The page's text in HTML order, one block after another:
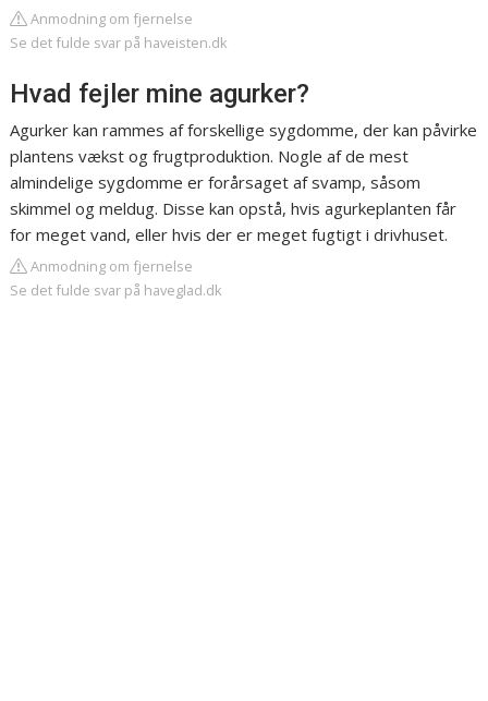
Anmodning om fjernelse
Se det fulde svar på haveisten.dk
Hvad fejler mine agurker?
Agurker kan rammes af forskellige sygdomme, der kan påvirke
plantens vækst og frugtproduktion. Nogle af de mest
almindelige sygdomme er forårsaget af svamp, såsom
skimmel og meldug. Disse kan opstå, hvis agurkeplanten får
for meget vand, eller hvis der er meget fugtigt i drivhuset.
Anmodning om fjernelse
Se det fulde svar på haveglad.dk